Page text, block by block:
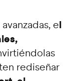
el
rediseñar